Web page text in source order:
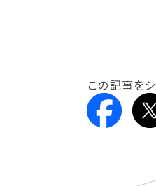
この記事を